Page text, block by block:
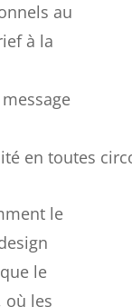
au
à la
en toutes
le
le
où les